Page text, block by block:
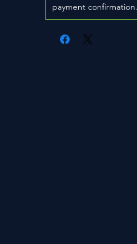
payment confirmation.